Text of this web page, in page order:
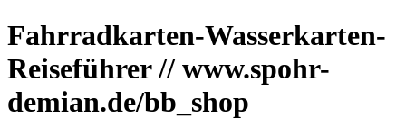
Fahrradkarten-Wasserkarten-
Reiseführer // www.spohr-
demian.de/bb_shop